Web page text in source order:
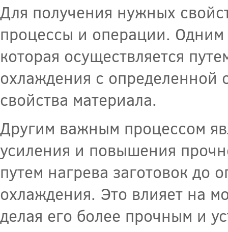
Для получения нужных
процессы и операции. Одним
которая осуществляется
охлаждения с определенной
свойства материала.
Другим важным процессом
усиления и повышения
путем нагрева заготовок до
охлаждения. Это влияет на
делая его более прочным и